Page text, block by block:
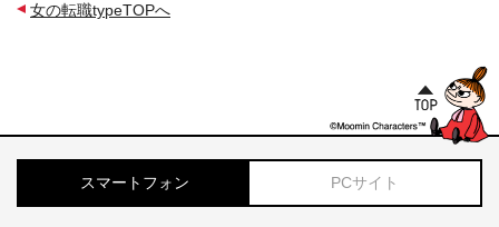
女の転職typeTOPへ
スマートフォン PCサイト